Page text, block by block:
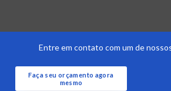
Entre em contato com um de
Faça seu orçamento agora
mesmo